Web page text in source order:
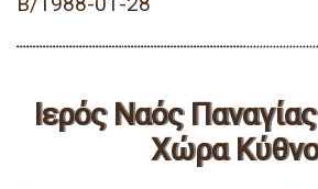
Ιερός Ναός
Χώρα